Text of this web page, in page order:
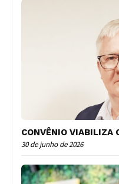
CONVÊNIO VIABILIZA
30 de junho de 2026